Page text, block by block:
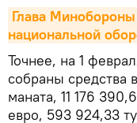
Глава
национальной
Точнее, на 1
собраны средства
маната, 11 176
евро, 593 924,33